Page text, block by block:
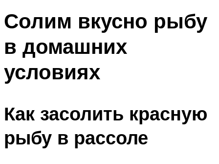
Солим вкусно рыбу
в домашних
условиях
Как засолить красную
рыбу в рассоле